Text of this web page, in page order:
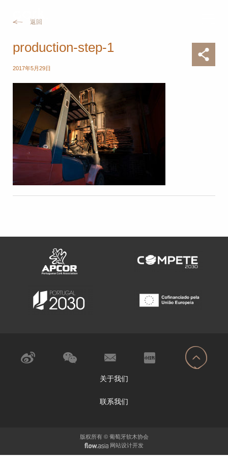
返回
production-step-1
2017年5月29日
关于我们
联系我们
版权所有 © 葡萄牙软木协会
网站设计开发